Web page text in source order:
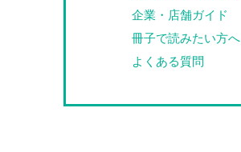
企業・店舗ガイド
冊子で読みたい方へ
よくある質問